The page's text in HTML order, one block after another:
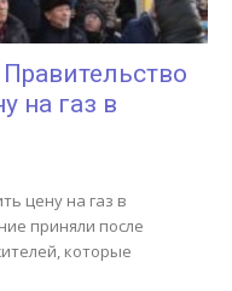
на газ в
цену на газ в
приняли после
которые